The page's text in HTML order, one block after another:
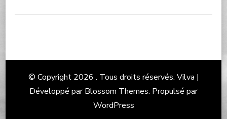
© Copyright 2026 . Tous droits réservés. Vilva |
Développé parBlossom Themes. Propulsé par
WordPress